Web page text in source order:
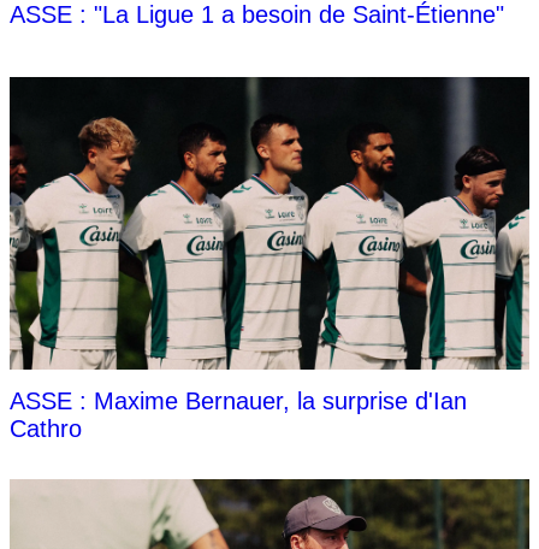
ASSE : "La Ligue 1 a besoin de Saint-Étienne"
ASSE : Maxime Bernauer, la surprise d'Ian
Cathro